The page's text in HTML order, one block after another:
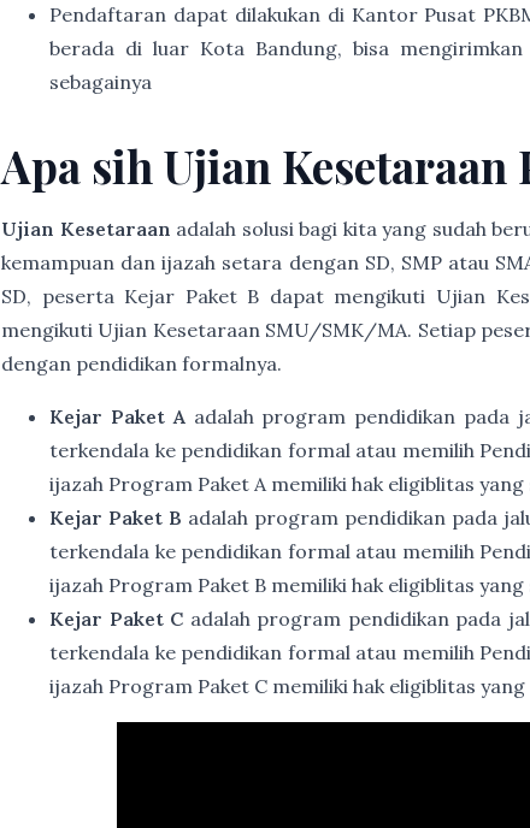
Pendaftaran dapat dilakukan di Kantor Pusat
berada di luar Kota Bandung, bisa
sebagainya
Apa sih Ujian Kesetaraan
Ujian Kesetaraan adalah solusi bagi kita yang sudah
kemampuan dan ijazah setara dengan SD, SMP atau
SD, peserta Kejar Paket B dapat mengikuti Ujian
mengikuti Ujian Kesetaraan SMU/SMK/MA. Setiap
dengan pendidikan formalnya.
Kejar Paket A adalah program pendidikan pada
terkendala ke pendidikan formal atau memilih
ijazah Program Paket A memiliki hak eligiblitas
Kejar Paket B adalah program pendidikan pada
terkendala ke pendidikan formal atau memilih
ijazah Program Paket B memiliki hak eligiblitas
Kejar Paket C adalah program pendidikan pada
terkendala ke pendidikan formal atau memilih
ijazah Program Paket C memiliki hak eligiblitas